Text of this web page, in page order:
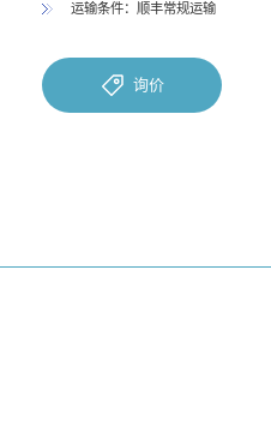
运输条件：顺丰常规运输
询价